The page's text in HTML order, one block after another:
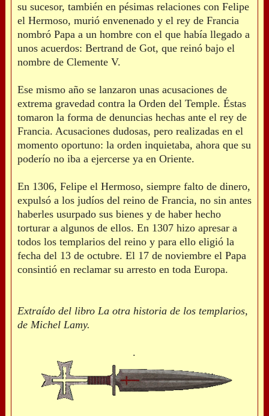
su sucesor, también en pésimas relaciones con Felipe
el Hermoso, murió envenenado y el rey de Francia
nombró Papa a un hombre con el que había llegado a
unos acuerdos: Bertrand de Got, que reinó bajo el
nombre de Clemente V.
Ese mismo año se lanzaron unas acusaciones de
extrema gravedad contra la Orden del Temple. Éstas
tomaron la forma de denuncias hechas ante el rey de
Francia. Acusaciones dudosas, pero realizadas en el
momento oportuno: la orden inquietaba, ahora que su
poderío no iba a ejercerse ya en Oriente.
En 1306, Felipe el Hermoso, siempre falto de dinero,
expulsó a los judíos del reino de Francia, no sin antes
haberles usurpado sus bienes y de haber hecho
torturar a algunos de ellos. En 1307 hizo apresar a
todos los templarios del reino y para ello eligió la
fecha del 13 de octubre. El 17 de noviembre el Papa
consintió en reclamar su arresto en toda Europa.
Extraído del libro La otra historia de los templarios,
de Michel Lamy.
.